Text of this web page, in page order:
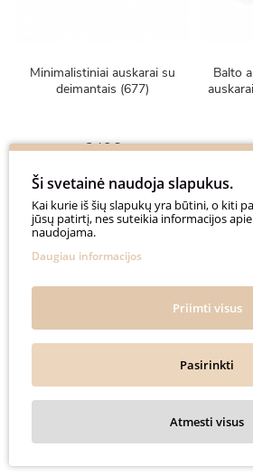
Minimalistiniai auskarai su
deimantais (677)
240€
300€
Balto
Balto aukso minimalistiniai
Balto
Ši svetainė naudoja slapukus.
Kai kurie iš šių slapukų yra būtini, o kiti
jūsų patirtį, nes suteikia informacijos
naudojama.
Daugiau informacijos
Priimti visus
Pasirinkti
Atmesti visus